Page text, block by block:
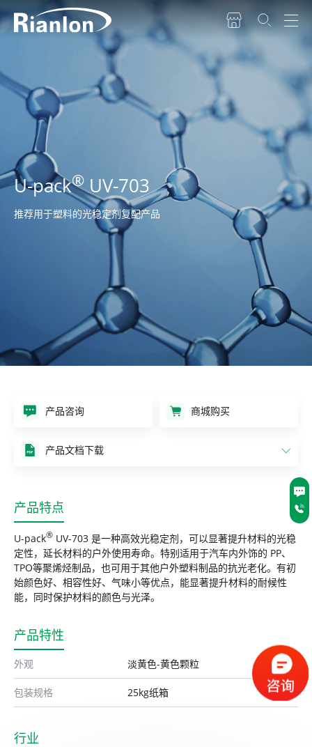
U-pack®UV-703
推荐用于塑料的光稳定剂复配产品
产品特点
U-pack® UV-703 是一种高效光稳定剂，可以显著提升材料的光稳
定性，延长材料的户外使用寿命。特别适用于汽车内外饰的 PP、
TPO等聚烯烃制品，也可用于其他户外塑料制品的抗光老化。有初
始颜色好、相容性好、气味小等优点，能显著提升材料的耐候性
能，同时保护材料的颜色与光泽。
产品特性
外观 淡黄色-黄色颗粒
包装规格 25kg纸箱
行业
产品咨询 商城购买
产品文档下载